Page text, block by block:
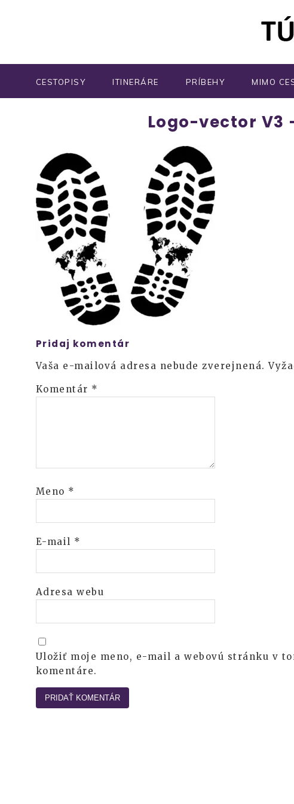
CESTOPISY ITINERÁRE PRÍBEHY MIMO
Logo-vector V3
Pridaj komentár
Vaša e-mailová adresa nebude zverejnená.
Komentár *
Meno *
E-mail *
Adresa webu
Uložiť moje meno, e-mail a webovú stránku v
komentáre.